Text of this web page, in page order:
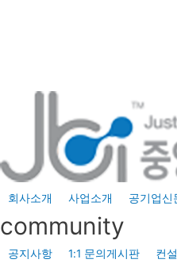
회사소개 사업소개 공기업신
community
공지사항 1:1 문의게시판 컨